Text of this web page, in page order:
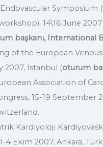
Symposium
14\16 June
başkanı, International
of the European
2007, Istanbul (oturum
Association of
15-19 September
Kardiyoloji
4 Ekim 2007, Ankara,